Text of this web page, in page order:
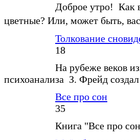
Доброе утро! Как
цветные? Или, может быть,
Толкование
18
На рубеже веков
психоанализа З. Фрейд
Все про сон
35
Книга "Все про